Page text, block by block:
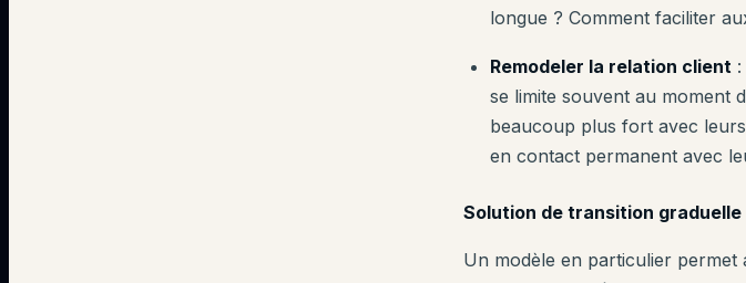
longue ? Comment faciliter
Remodeler la relation client
se limite souvent au moment
beaucoup plus fort avec
en contact permanent avec
Solution de transition graduelle
Un modèle en particulier